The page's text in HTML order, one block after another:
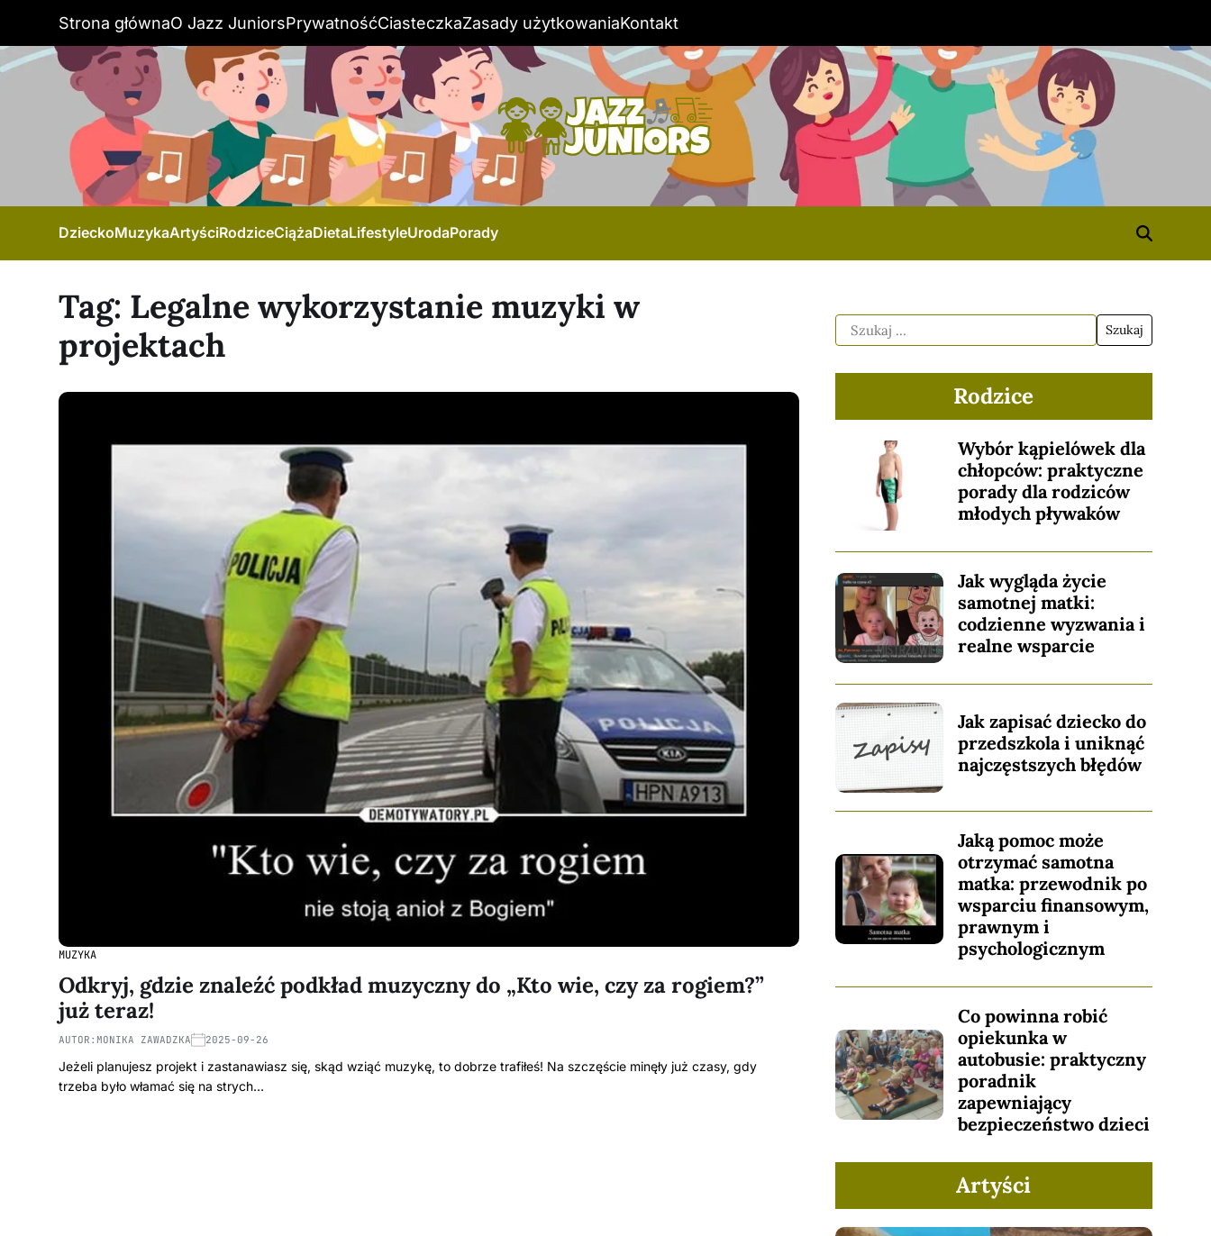
Strona głównaO Jazz JuniorsPrywatnośćCiasteczkaZasady użytkowaniaKontakt
DzieckoMuzykaArtyściRodziceCiążaDietaLifestyleUrodaPorady
Tag: Legalne wykorzystanie muzyki w
projektach
MUZYKA
Odkryj, gdzie znaleźć podkład muzyczny do „Kto wie, czy za rogiem?”
już teraz!
AUTOR: MONIKA ZAWADZKA 2025-09-26
Jeżeli planujesz projekt i zastanawiasz się, skąd wziąć muzykę, to dobrze trafiłeś! Na szczęście minęły już czasy, gdy
trzeba było włamać się na strych…
Rodzice
Wybór kąpielówek dla
chłopców: praktyczne
porady dla rodziców
młodych pływaków
Jak wygląda życie
samotnej matki:
codzienne wyzwania i
realne wsparcie
Jak zapisać dziecko do
przedszkola i uniknąć
najczęstszych błędów
Jaką pomoc może
otrzymać samotna
matka: przewodnik po
wsparciu finansowym,
prawnym i
psychologicznym
Co powinna robić
opiekunka w
autobusie: praktyczny
poradnik
zapewniający
bezpieczeństwo dzieci
Artyści